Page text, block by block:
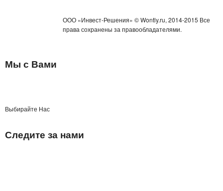
ООО «Инвест-Решения» © Wontly.ru, 2014-2015 Все
права сохранены за правообладателями.
Мы с Вами
Выбирайте Нас
Следите за нами